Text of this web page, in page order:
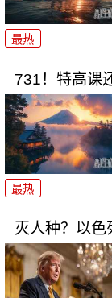
最热
731！特高课
最热
灭人种？以色